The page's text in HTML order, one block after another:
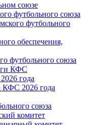
союзе
футбольного союза
футбольного
обеспечения,
футбольного союза
КФС
года
КФС 2026 года
союза
комитет